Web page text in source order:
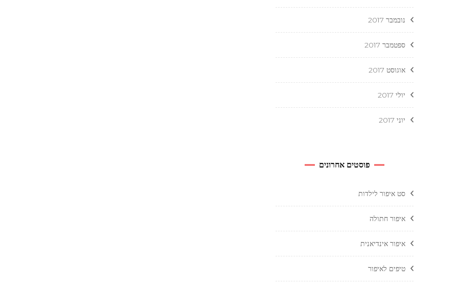
נובמבר 2017
ספטמבר 2017
אוגוסט 2017
יולי 2017
יוני 2017
פוסטים אחרונים
סט איפור לילדות
איפור חתולה
איפור אינדיאנית
טיפים לאיפור